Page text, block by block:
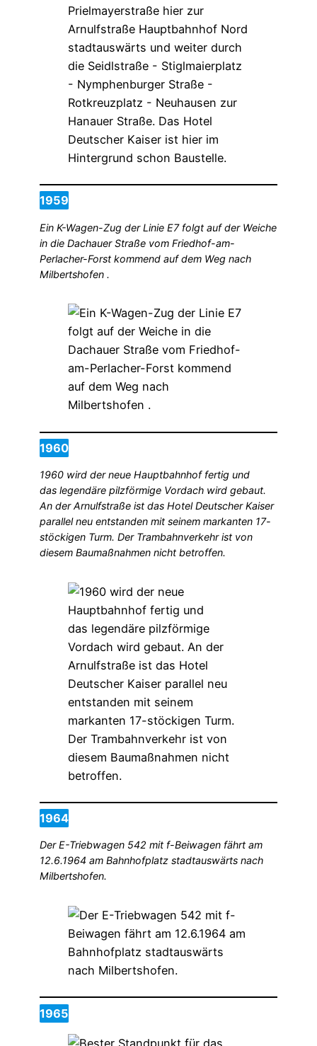
1959
Ein K-Wagen-Zug der Linie E7 folgt auf der Weiche
in die Dachauer Straße vom Friedhof-am-
Perlacher-Forst kommend auf dem Weg nach
Milbertshofen .
1960
1960 wird der neue Hauptbahnhof fertig und
das legendäre pilzförmige Vordach wird gebaut.
An der Arnulfstraße ist das Hotel Deutscher Kaiser
parallel neu entstanden mit seinem markanten 17-
stöckigen Turm. Der Trambahnverkehr ist von
diesem Baumaßnahmen nicht betroffen.
1964
Der E-Triebwagen 542 mit f-Beiwagen fährt am
12.6.1964 am Bahnhofplatz stadtauswärts nach
Milbertshofen.
1965